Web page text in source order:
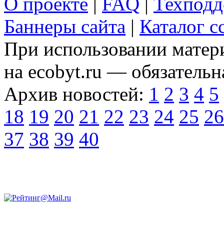
Баннеры сайта | Каталог
При использовании
на ecobyt.ru —
Архив новостей: 1 2 3 4 5
18 19 20 21 22 23 24 25 26
37 38 39 40